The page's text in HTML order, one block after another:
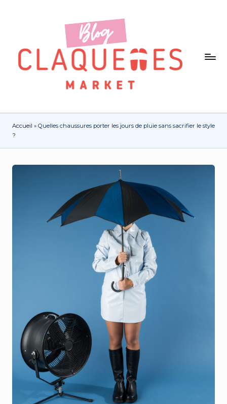
Accueil » Quelles chaussures porter les jours de pluie sans sacrifier le style
?